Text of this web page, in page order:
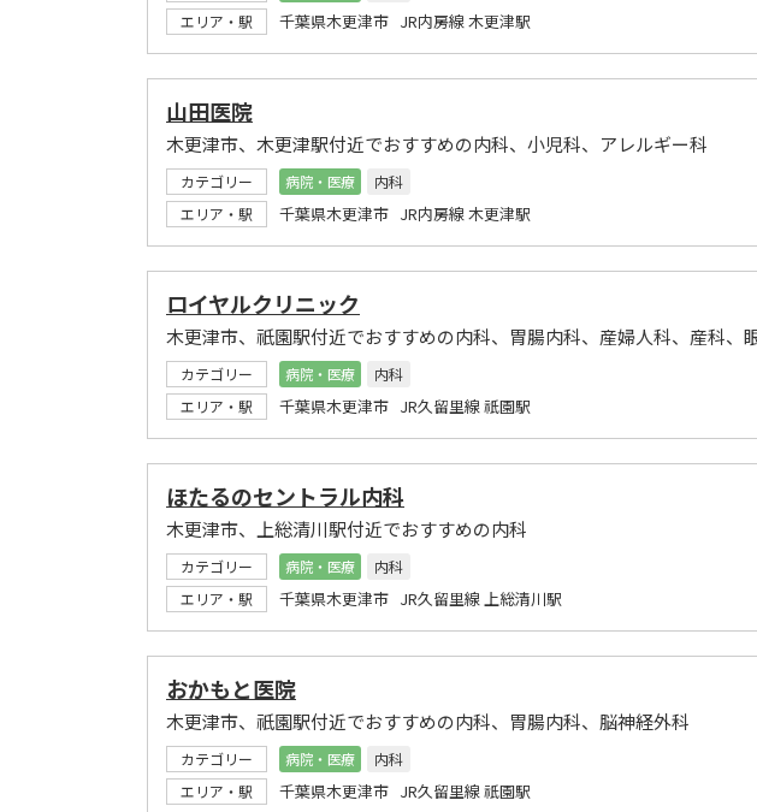
エリア・駅
千葉県木更津市 JR内房線 木更津駅
山田医院
木更津市、木更津駅付近でおすすめの内科、小児科、アレルギー科
カテゴリー 病院・医療
内科
エリア・駅
千葉県木更津市 JR内房線 木更津駅
ロイヤルクリニック
木更津市、祇園駅付近でおすすめの内科、胃腸内科、産婦人科、産科、
カテゴリー 病院・医療
内科
エリア・駅
千葉県木更津市 JR久留里線 祇園駅
ほたるのセントラル内科
木更津市、上総清川駅付近でおすすめの内科
カテゴリー 病院・医療
内科
エリア・駅
千葉県木更津市 JR久留里線 上総清川駅
おかもと医院
木更津市、祇園駅付近でおすすめの内科、胃腸内科、脳神経外科
カテゴリー 病院・医療
内科
エリア・駅
千葉県木更津市 JR久留里線 祇園駅